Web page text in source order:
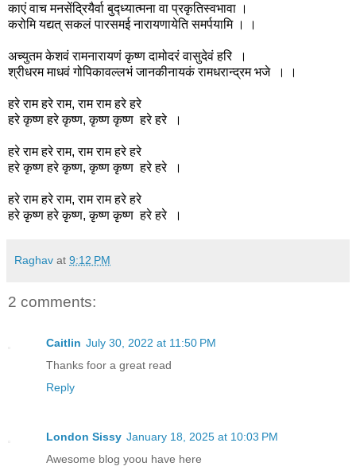
काएं वाच मनसेंद्रियैर्वा बुद्ध्यात्मना वा प्रकृतिस्वभावा ।
करोमि यद्यत् सकलं पारसमई नारायणायेति समर्पयामि । ।
अच्युतम केशवं रामनारायणं कृष्ण दामोदरं वासुदेवं हरि ।
श्रीधरम माधवं गोपिकावल्लभं जानकीनायकं रामधरान्द्रम भजे । ।
हरे राम हरे राम, राम राम हरे हरे
हरे कृष्ण हरे कृष्ण, कृष्ण कृष्ण हरे हरे ।
हरे राम हरे राम, राम राम हरे हरे
हरे कृष्ण हरे कृष्ण, कृष्ण कृष्ण हरे हरे ।
हरे राम हरे राम, राम राम हरे हरे
हरे कृष्ण हरे कृष्ण, कृष्ण कृष्ण हरे हरे ।
Raghav at 9:12 PM
2 comments:
Caitlin July 30, 2022 at 11:50 PM
Thanks foor a great read
Reply
London Sissy January 18, 2025 at 10:03 PM
Awesome blog yoou have here